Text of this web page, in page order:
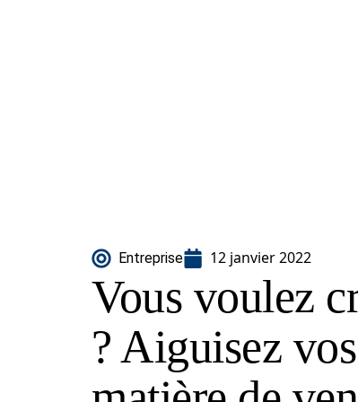
Entreprise 12 janvier 2022
Vous voulez
? Aiguisez